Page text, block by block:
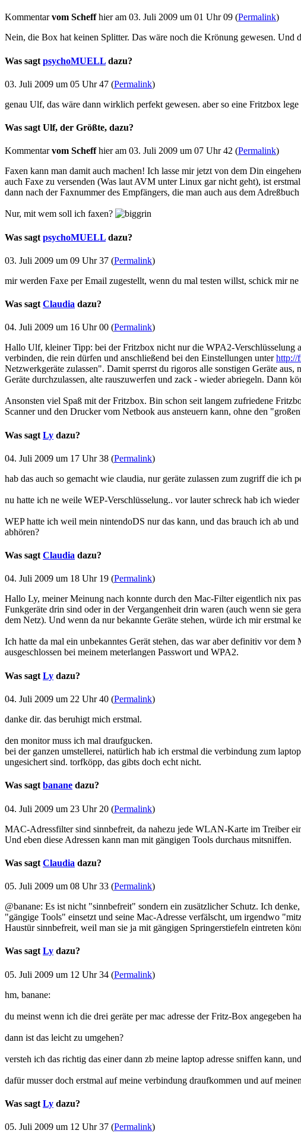
Kommentarvom Scheffhier am 03. Juli 2009 um 01 Uhr 09 (Permalink)
Nein, die Box hat keinen Splitter. Das wäre noch die Krönung gewesen.
Was sagt psychoMUELL dazu?
03. Juli 2009 um 05 Uhr 47 (Permalink)
genau Ulf, das wäre dann wirklich perfekt gewesen. aber so eine Fritzbox lege
Was sagt Ulf, der Größte, dazu?
Kommentarvom Scheffhier am 03. Juli 2009 um 07 Uhr 42 (Permalink)
Faxen kann man damit auch machen! Ich lasse mir jetzt von dem Din
auch Faxe zu versenden (Was laut AVM unter Linux gar nicht geht), ist
dann nach der Faxnummer des Empfängers, die man auch aus dem
Nur, mit wem soll ich faxen?
Was sagt psychoMUELL dazu?
03. Juli 2009 um 09 Uhr 37 (Permalink)
mir werden Faxe per Email zugestellt, wenn du mal testen willst, schick mir
Was sagt Claudia dazu?
04. Juli 2009 um 16 Uhr 00 (Permalink)
Hallo Ulf, kleiner Tipp: bei der Fritzbox nicht nur die WPA2-Verschlüsselung
verbinden, die rein dürfen und anschließend bei den Einstellungen unterhttp://
Netzwerkgeräte zulassen". Damit sperrst du rigoros alle sonstigen Geräte
Geräte durchzulassen, alte rauszuwerfen und zack - wieder abriegeln. Dann
Ansonsten viel Spaß mit der Fritzbox. Bin schon seit langem zufriedene
Scanner und den Drucker vom Netbook aus ansteuern kann, ohne den
Was sagt Ly dazu?
04. Juli 2009 um 17 Uhr 38 (Permalink)
hab das auch so gemacht wie claudia, nur geräte zulassen zum zugriff die ich
nu hatte ich ne weile WEP-Verschlüsselung.. vor lauter schreck hab ich
WEP hatte ich weil mein nintendoDS nur das kann, und das brauch ich ab
abhören?
Was sagt Claudia dazu?
04. Juli 2009 um 18 Uhr 19 (Permalink)
Hallo Ly, meiner Meinung nach konnte durch den Mac-Filter eigentlich nix
Funkgeräte drin sind oder in der Vergangenheit drin waren (auch wenn sie
dem Netz). Und wenn da nur bekannte Geräte stehen, würde ich mir erstmal
Ich hatte da mal ein unbekanntes Gerät stehen, das war aber definitiv vor
ausgeschlossen bei meinem meterlangen Passwort und WPA2.
Was sagt Ly dazu?
04. Juli 2009 um 22 Uhr 40 (Permalink)
danke dir. das beruhigt mich erstmal.
den monitor muss ich mal draufgucken.
bei der ganzen umstellerei, natürlich hab ich erstmal die verbindung zum
ungesichert sind. torfköpp, das gibts doch echt nicht.
Was sagt banane dazu?
04. Juli 2009 um 23 Uhr 20 (Permalink)
MAC-Adressfilter sind sinnbefreit, da nahezu jede WLAN-Karte im Treiber
Und eben diese Adressen kann man mit gängigen Tools durchaus mitsniffen.
Was sagt Claudia dazu?
05. Juli 2009 um 08 Uhr 33 (Permalink)
@banane: Es ist nicht "sinnbefreit" sondern ein zusätzlicher Schutz. Ich
"gängige Tools" einsetzt und seine Mac-Adresse verfälscht, um irgendwo
Haustür sinnbefreit, weil man sie ja mit gängigen Springerstiefeln eintreten
Was sagt Ly dazu?
05. Juli 2009 um 12 Uhr 34 (Permalink)
hm, banane:
du meinst wenn ich die drei geräte per mac adresse der Fritz-Box
dann ist das leicht zu umgehen?
versteh ich das richtig das einer dann zb meine laptop adresse sniffen kann,
dafür musser doch erstmal auf meine verbindung draufkommen und auf
Was sagt Ly dazu?
05. Juli 2009 um 12 Uhr 37 (Permalink)